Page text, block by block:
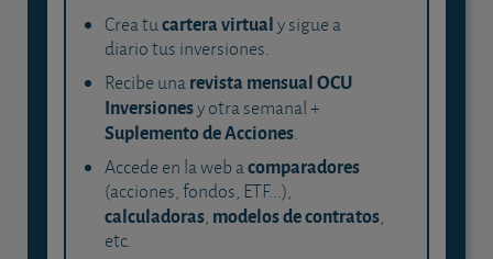
Crea tucartera virtualy sigue a
diario tus inversiones.
Recibe unarevista mensual OCU
Inversionesy otra semanal +
Suplemento de Acciones.
Accede en la web acomparadores
(acciones, fondos, ETF...),
calculadoras, modelos de contratos,
etc.